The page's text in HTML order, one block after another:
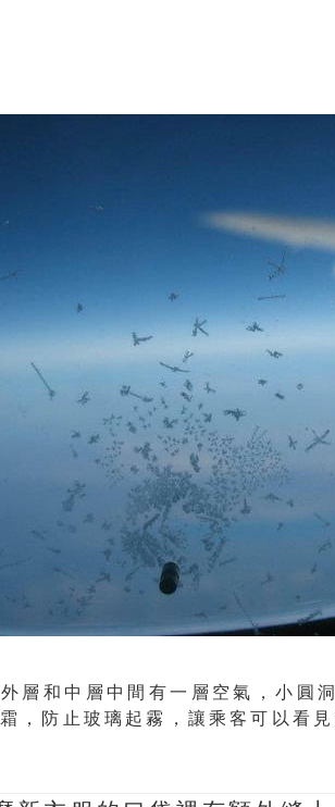
層和中層中間有一層空氣，小圓
，防止玻璃起霧，讓乘客可以看見